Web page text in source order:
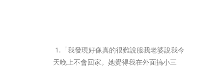
天晚上不會回家。她覺得我在外面搞小三